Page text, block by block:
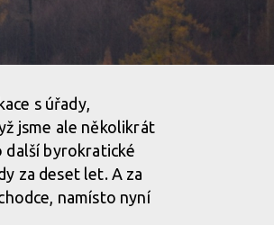
s úřady,
jsme ale několikrát
byrokratické
za deset let. A za
namísto nyní